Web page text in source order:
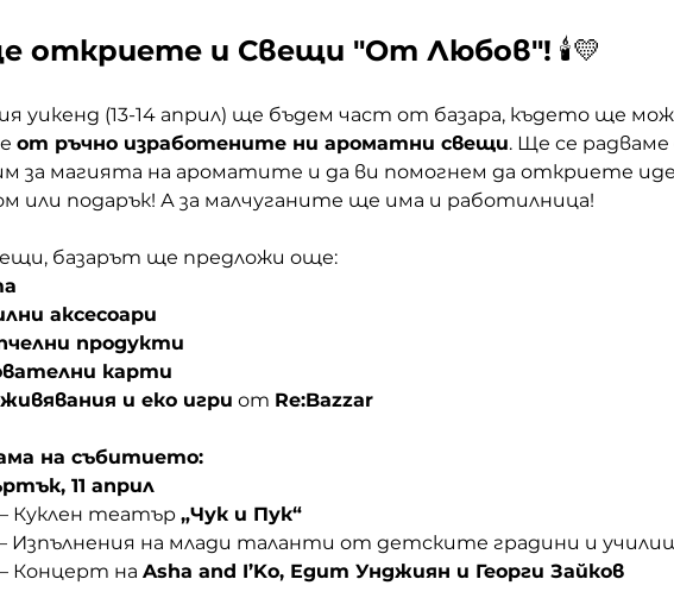
откриете и Свещи "От Любов"! 🕯️💛
уикенд (13-14 април) ще бъдем част от базара, където ще
от ръчно изработените ни ароматни свещи. Ще се
за магията на ароматите и да ви помогнем да откриете
или подарък! А за малчуганите ще има и работилница!
базарът ще предложи още:
аксесоари
продукти
карти
и еко игри от Re:Bazzar
на събитието:
11 април
– Куклен театър „Чук и Пук“
– Изпълнения на млади таланти от детските градини и
– Концерт на Asha and I’Ko, Едит Унджиян и Георги Зайков